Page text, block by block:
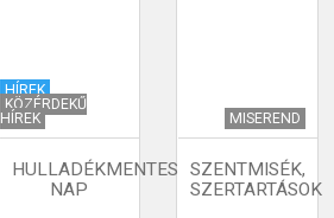
HÍREK
KÖZÉRDEKŰ
HÍREK
HULLADÉKMENTES
NAP
MISEREND
SZENTMISÉK,
SZERTARTÁSOK